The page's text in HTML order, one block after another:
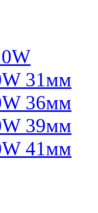
31мм
36мм
39мм
41мм